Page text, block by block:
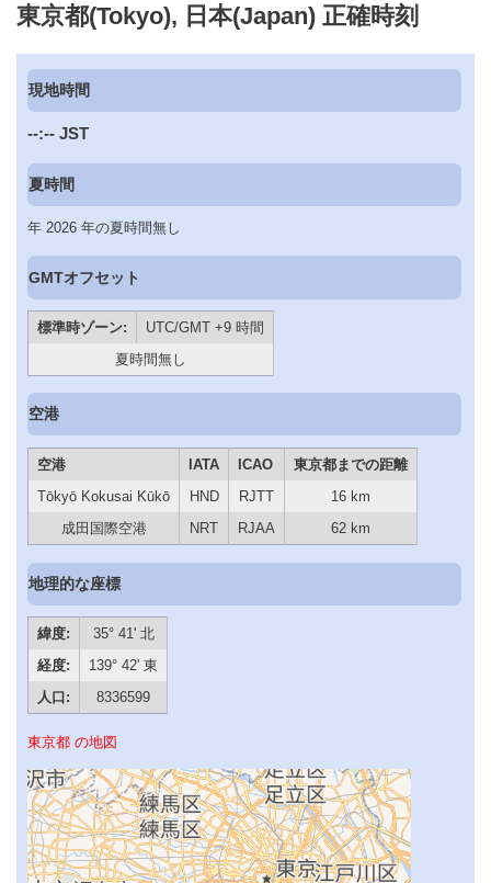
東京都(Tokyo), 日本(Japan) 正確時刻
現地時間
--:-- JST
夏時間
年 2026 年の夏時間無し
GMTオフセット
標準時ゾーン:
UTC/GMT +9 時間
夏時間無し
空港
空港 IATA ICAO
東京都までの距離
Tōkyō Kokusai Kūkō
HND RJTT
16 km
成田国際空港
NRT RJAA 62 km
地理的な座標
緯度:
35° 41' 北
経度:
139° 42' 東
人口:
8336599
東京都 の地図